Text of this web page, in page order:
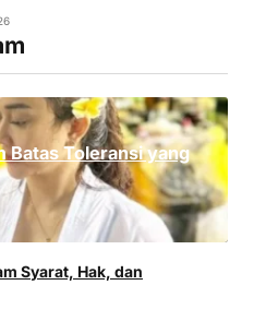
Batas Toleransi yang
Syarat, Hak, dan